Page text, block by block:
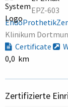
EPZ-603
Klinikum
Certificate
0,0 km
Zertifizierte